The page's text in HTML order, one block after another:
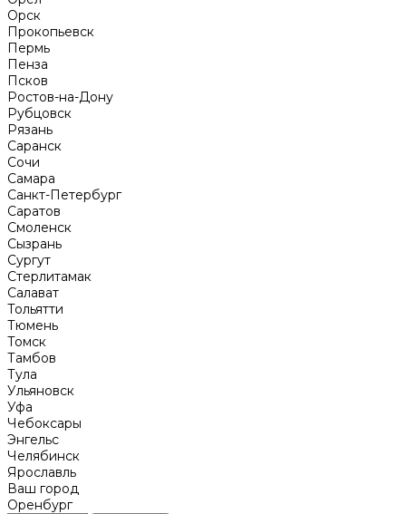
Орск
Прокопьевск
Пермь
Пенза
Псков
Ростов-на-Дону
Рубцовск
Рязань
Саранск
Сочи
Самара
Санкт-Петербург
Саратов
Смоленск
Сызрань
Сургут
Стерлитамак
Салават
Тольятти
Тюмень
Томск
Тамбов
Тула
Ульяновск
Уфа
Чебоксары
Энгельс
Челябинск
Ярославль
Ваш город
Оренбург